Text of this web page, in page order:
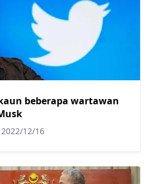
beberapa wartawan
2022/12/16